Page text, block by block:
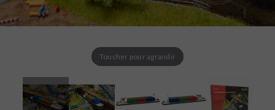
Toucher pour agrandir